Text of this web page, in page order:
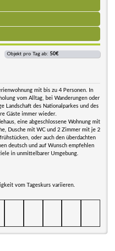
Objekt pro Tag ab: 50€
mit bis zu 4 Personen. In
vom Alltag, bei Wanderungen oder
Landschaft des Nationalparkes und des
Gäste immer wieder.
eine abgeschlossene Wohnung mit
Dusche mit WC und 2 Zimmer mit je 2
oder auch den überdachten
deutsch und auf Wunsch empfehlen
in unmittelbarer Umgebung.
vom Tageskurs variieren.